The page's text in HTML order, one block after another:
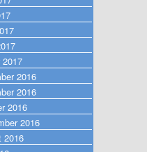
2017
2016
2016
2016
2016
2016